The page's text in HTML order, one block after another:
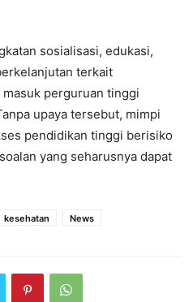
sosialisasi, edukasi,
terkait
perguruan tinggi
upaya tersebut, mimpi
pendidikan tinggi berisiko
yang seharusnya dapat
kesehatan News